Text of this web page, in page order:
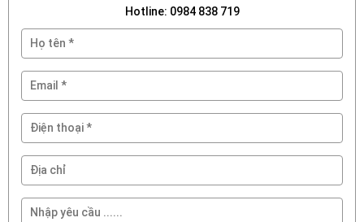
Hotline: 0984 838 719